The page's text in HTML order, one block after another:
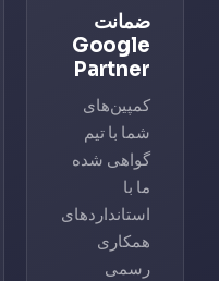
ضمانت
Google
Partner
کمپین‌های
شما با تیم
گواهی شده
ما با
استانداردهای
همکاری
رسمی